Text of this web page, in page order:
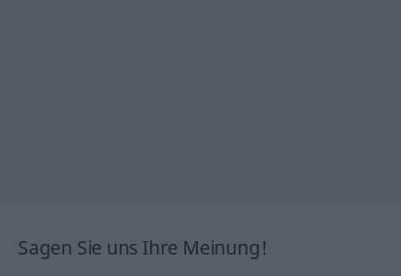
Sagen Sie uns Ihre Meinung!